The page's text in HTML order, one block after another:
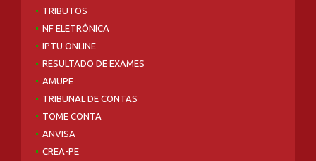
TRIBUTOS
NF ELETRÔNICA
IPTU ONLINE
RESULTADO DE EXAMES
AMUPE
TRIBUNAL DE CONTAS
TOME CONTA
ANVISA
CREA-PE